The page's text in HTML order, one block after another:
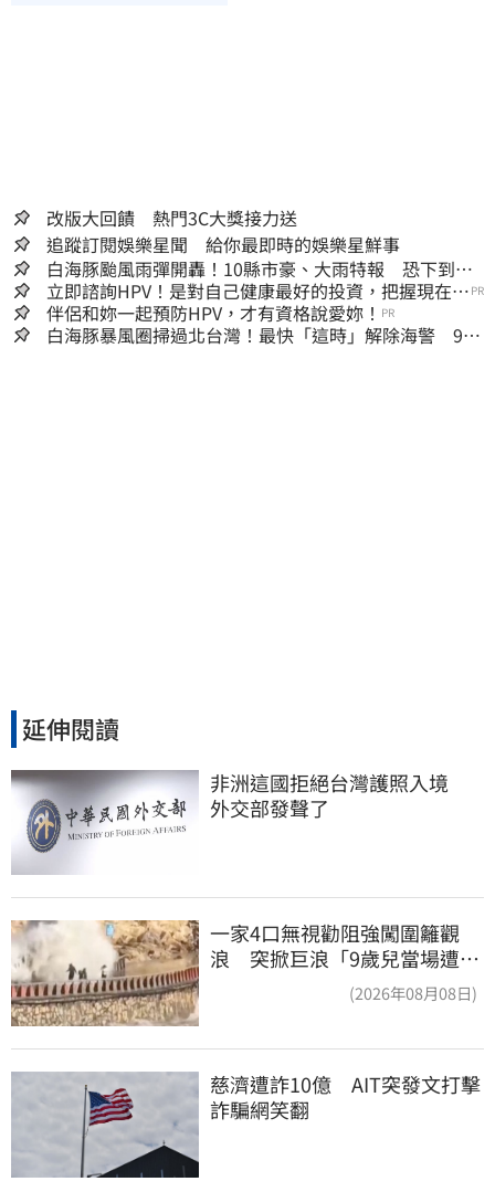
改版大回饋 熱門3C大獎接力送
追蹤訂閱娛樂星聞 給你最即時的娛樂星鮮事
白海豚颱風雨彈開轟！10縣市豪、大雨特報 恐下到明
天
立即諮詢HPV！是對自己健康最好的投資，把握現在不
嫌晚！
PR
伴侶和妳一起預防HPV，才有資格說愛妳！ PR
白海豚暴風圈掃過北台灣！最快「這時」解除海警 9日
延伸閱讀
非洲這國拒絕台灣護照入境
外交部發聲了
一家4口無視勸阻強闖圍籬觀
浪 突掀巨浪「9歲兒當場遭捲
(2026年08月08日)
慈濟遭詐10億　AIT突發文打擊
詐騙網笑翻